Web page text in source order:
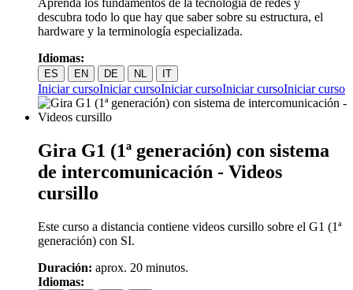
Aprenda los fundamentos de la tecnología de redes y
descubra todo lo que hay que saber sobre su estructura, el
hardware y la terminología especializada.
Idiomas:
ES EN DE NL IT
Iniciar cursoIniciar cursoIniciar cursoIniciar cursoIniciar curso
Gira G1 (1ª generación) con sistema
de intercomunicación - Videos
cursillo
Este curso a distancia contiene videos cursillo sobre el G1 (1ª
generación) con SI.
Duración: aprox. 20 minutos.
Idiomas: